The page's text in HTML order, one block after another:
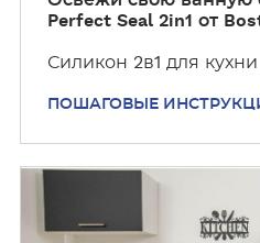
Perfect Seal 2in1 от
Силикон 2в1 для
ПОШАГОВЫЕ